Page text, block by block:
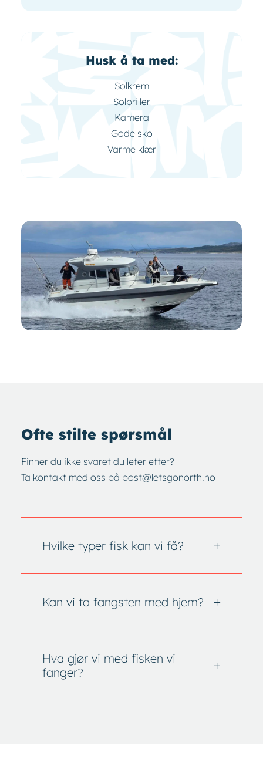
Husk å ta med:
Solkrem
Solbriller
Kamera
Gode sko
Varme klær
Ofte stilte spørsmål
Finner du ikke svaret du leter etter?
Ta kontakt med oss på post@letsgonorth.no
Hvilke typer fisk kan vi få?
Kan vi ta fangsten med hjem?
Hva gjør vi med fisken vi
fanger?